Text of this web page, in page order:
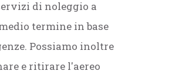
di noleggio a
termine in base
Possiamo inoltre
e ritirare l'aereo